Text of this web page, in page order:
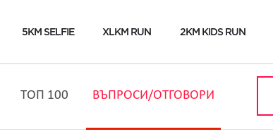
5KM SELFIE XLKM RUN 2KM KIDS RUN
ТОП 100 ВЪПРОСИ/ОТГОВОРИ